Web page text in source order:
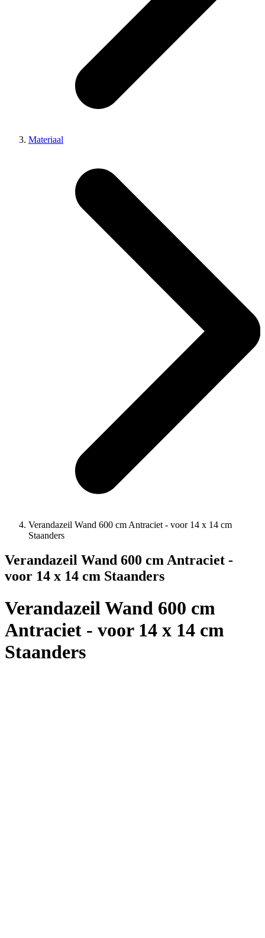
Materiaal
Verandazeil Wand 600 cm Antraciet - voor 14 x 14 cm
Staanders
Verandazeil Wand 600 cm Antraciet -
voor 14 x 14 cm Staanders
Verandazeil Wand 600 cm
Antraciet - voor 14 x 14 cm
Staanders